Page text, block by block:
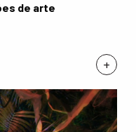
+
de arte